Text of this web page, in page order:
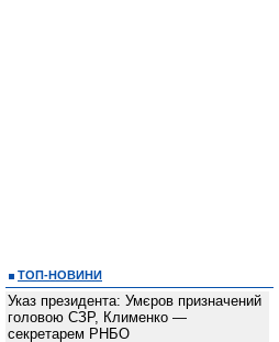
ТОП-НОВИНИ
Указ президента: Умєров призначений
головою СЗР, Клименко —
секретарем РНБО